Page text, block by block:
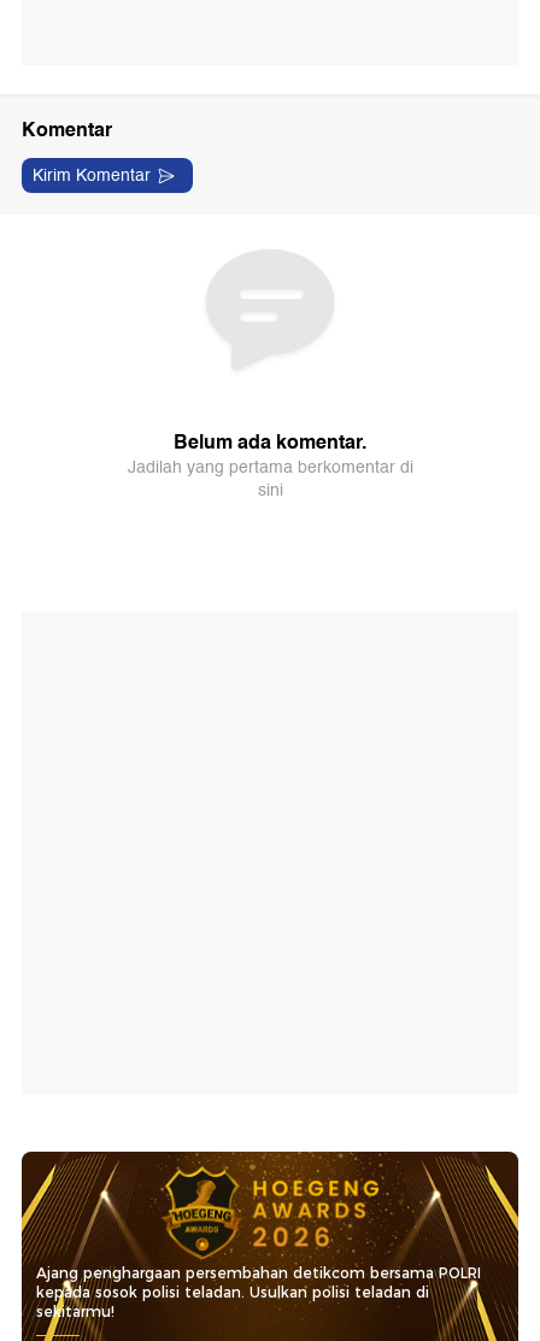
Ajang penghargaan persembahan detikcom bersama POLRI
kepada sosok polisi teladan. Usulkan polisi teladan di
sekitarmu!